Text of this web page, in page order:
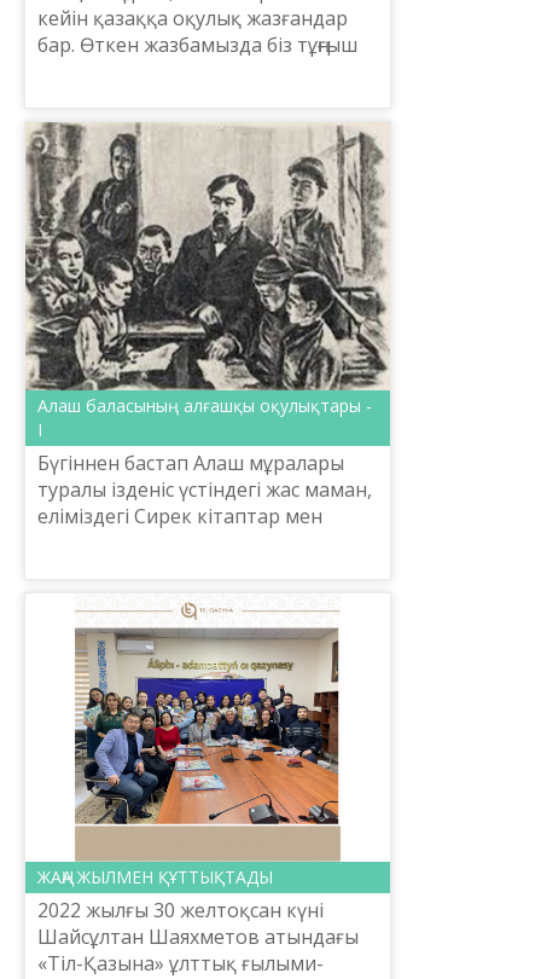
кейін қазаққа оқулық жазғандар
бар. Өткен жазбамызда біз тұңғыш
жылдан 1906 жылға дейін қо...
Алаш баласының алғашқы оқулықтары -
I
Бүгіннен бастап Алаш мұралары
туралы ізденіс үстіндегі жас маман,
еліміздегі Сирек кітаптар мен
мұраларын жарыққа шыға...
ЖАҢА ЖЫЛМЕН ҚҰТТЫҚТАДЫ
2022 жылғы 30 желтоқсан күні
Шайсұлтан Шаяхметов атындағы
«Тіл-Қазына» ұлттық ғылыми-